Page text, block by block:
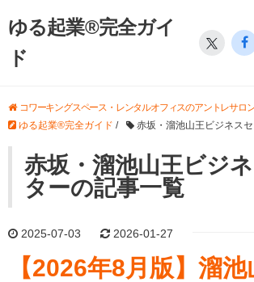
ゆる起業®完全ガイ
ド
コワーキングスペース・レンタルオフィスのアントレサロ
ゆる起業®完全ガイド / 赤坂・溜池山王ビジネス
赤坂・溜池山王ビジ
ターの記事一覧
2025-07-03 2026-01-27
【2026年8月版】溜